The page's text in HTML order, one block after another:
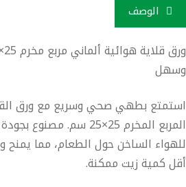
الوصف
بطهي صحي وسريع معورق
المخرم 25×25 سم
. مصنوع بجودة
الساخن حول الطعام، مما يمنح
كمية زيت ممكنة.